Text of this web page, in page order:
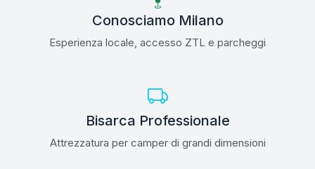
Conosciamo Milano
Esperienza locale, accesso ZTL e parcheggi
Bisarca Professionale
Attrezzatura per camper di grandi dimensioni